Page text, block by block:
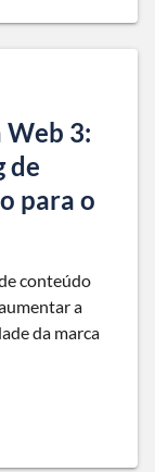
Web 3:
de
para o
conteúdo
a
da marca